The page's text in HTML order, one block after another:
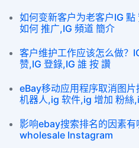
如何变新客户为老客户IG
如何 推广,IG 頻道 簡介
客户维护工作应该怎么做？
赞,IG 登錄,IG 誰 按 讚
eBay移动应用程序取消图
机器人,ig 软件,ig 增加 粉
影响ebay搜索排名的因素有
wholesale Instagram